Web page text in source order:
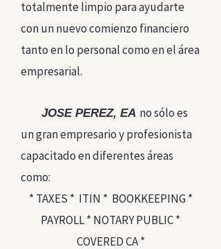
totalmente limpio para ayudarte
con un nuevo comienzo financiero
tanto en lo personal como en el área
empresarial.
JOSE PEREZ, EA no sólo es
un gran empresario y profesionista
capacitado en diferentes áreas
como:
* TAXES * ITIN * BOOKKEEPING *
PAYROLL * NOTARY PUBLIC *
COVERED CA *